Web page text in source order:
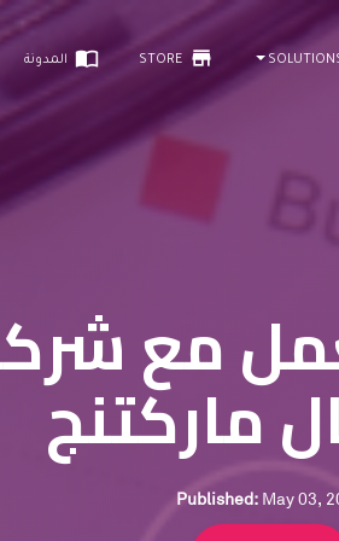
store
import_contacts المدونة
مع
ماركتنج
Published: May 03,